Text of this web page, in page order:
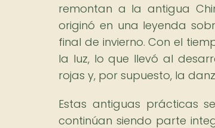
remontan a la antigua
originó en una leyenda
final de invierno. Con el
la luz, lo que llevó al
rojas y, por supuesto, la
Estas antiguas prácticas
continúan siendo parte